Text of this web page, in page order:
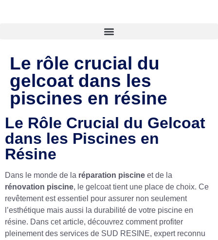
Le rôle crucial du
gelcoat dans les
piscines en résine
Le Rôle Crucial du Gelcoat
dans les Piscines en
Résine
Dans le monde de la réparation piscine et de la
rénovation piscine, le gelcoat tient une place de choix. Ce
revêtement est essentiel pour assurer non seulement
l’esthétique mais aussi la durabilité de votre piscine en
résine. Dans cet article, découvrez comment profiter
pleinement des services de SUD RESINE, expert reconnu